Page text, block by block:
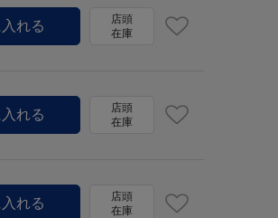
店頭
在庫
店頭
在庫
店頭
在庫